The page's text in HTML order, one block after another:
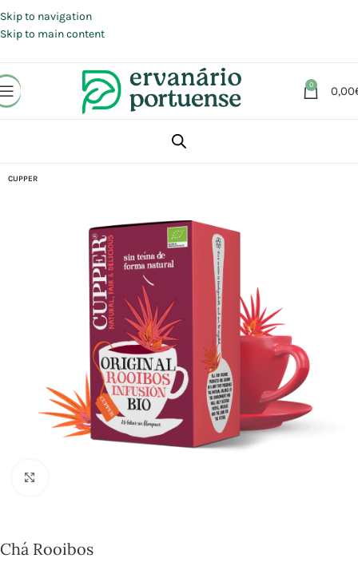
Skip to navigation
Skip to main content
0 0,00
CUPPER
Chá Rooibos